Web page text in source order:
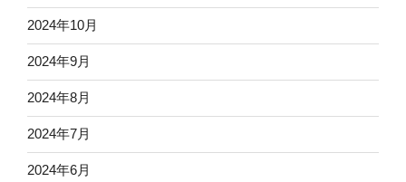
2024年10月
2024年9月
2024年8月
2024年7月
2024年6月